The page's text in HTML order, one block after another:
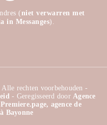
(niet verwarren met
in Messanges).
Alle rechten voorbehouden -
- Geregisseerd door Agence
Premiere.page, agence de
Bayonne